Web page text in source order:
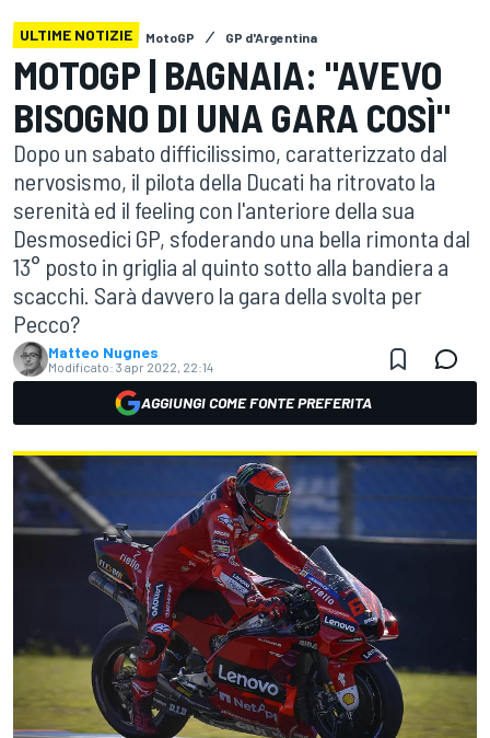
ULTIME NOTIZIE MotoGP GP d'Argentina
MOTOGP | BAGNAIA: "AVEVO
BISOGNO DI UNA GARA COSÌ"
Dopo un sabato difficilissimo, caratterizzato dal
nervosismo, il pilota della Ducati ha ritrovato la
serenità ed il feeling con l'anteriore della sua
Desmosedici GP, sfoderando una bella rimonta dal
13° posto in griglia al quinto sotto alla bandiera a
scacchi. Sarà davvero la gara della svolta per
Pecco?
Matteo Nugnes
Modificato: 3 apr 2022, 22:14
AGGIUNGI COME FONTE PREFERITA